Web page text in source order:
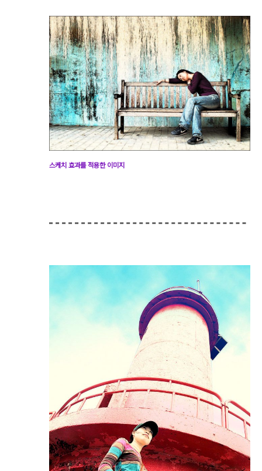
스케치 효과를 적용한 이미지